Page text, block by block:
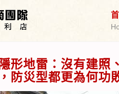
形地雷：沒有建照
防災型都更為何功